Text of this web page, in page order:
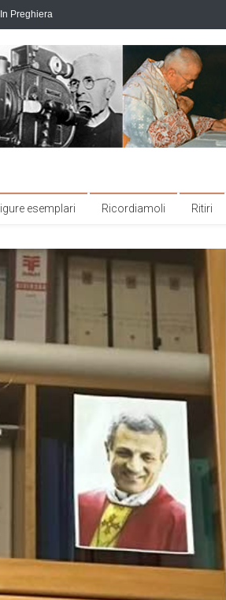
In Preghiera
esemplari Ricordiamoli Ritiri